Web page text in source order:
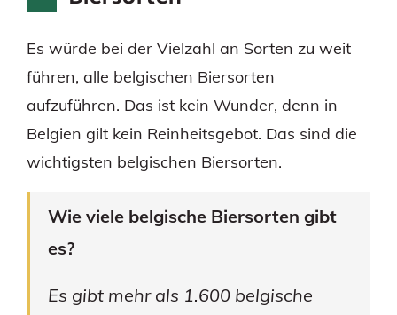
Es würde bei der Vielzahl an Sorten zu weit
führen, alle belgischen Biersorten
aufzuführen. Das ist kein Wunder, denn in
Belgien gilt kein Reinheitsgebot. Das sind die
wichtigsten belgischen Biersorten.
Wie viele belgische Biersorten gibt
es?
Es gibt mehr als 1.600 belgische